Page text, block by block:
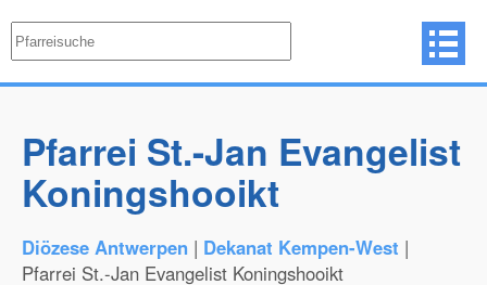
Pfarrei St.-Jan Evangelist
Koningshooikt
Diözese Antwerpen | Dekanat Kempen-West |
Pfarrei St.-Jan Evangelist Koningshooikt